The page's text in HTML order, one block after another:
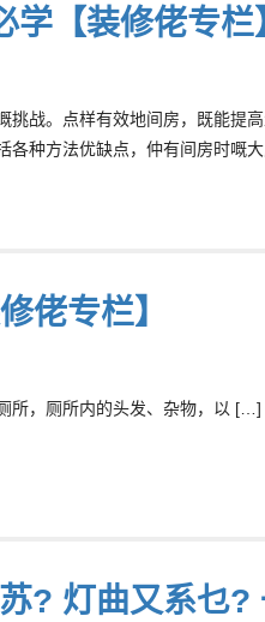
【装修佬专栏
战。点样有效地间房，既能提
种方法优缺点，仲有间房时嘅
佬专栏】
所，厕所内的头发、杂物，以 […]
? 灯曲又系乜?